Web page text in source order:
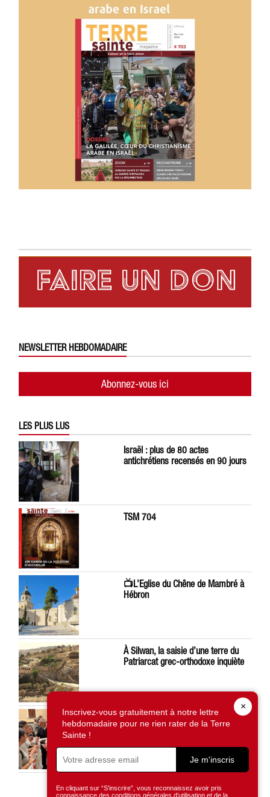
NEWSLETTER HEBDOMADAIRE
Abonnez-vous ici
LES PLUS LUS
Israël : plus de 80 actes
antichrétiens recensés en 90 jours
TSM 704
📺L’Eglise du Chêne de Mambré à
Hébron
À Silwan, la saisie d’une terre du
Patriarcat grec-orthodoxe inquiète
Léon XIV préoccupé par la situation
en Terre Sainte
×
Inscrivez-vous gratuitement à notre lettre
hebdomadaire pour ne rien rater de la Terre
Sainte !
Je m'inscris
En cliquant sur “S'inscrire”, vous reconnaissez avoir pris
connaissance des conditions générales d’utilisation et de la